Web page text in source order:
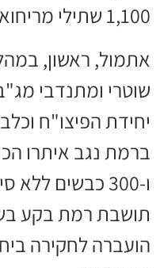
1,100 שתילי מריחואנה בשטחי אש בדרום.
אתמול, ראשון,
שוטרי ומתנדבי
יחידת הפיצו"ח
ו-300 כבשים
הועברה לחקירה